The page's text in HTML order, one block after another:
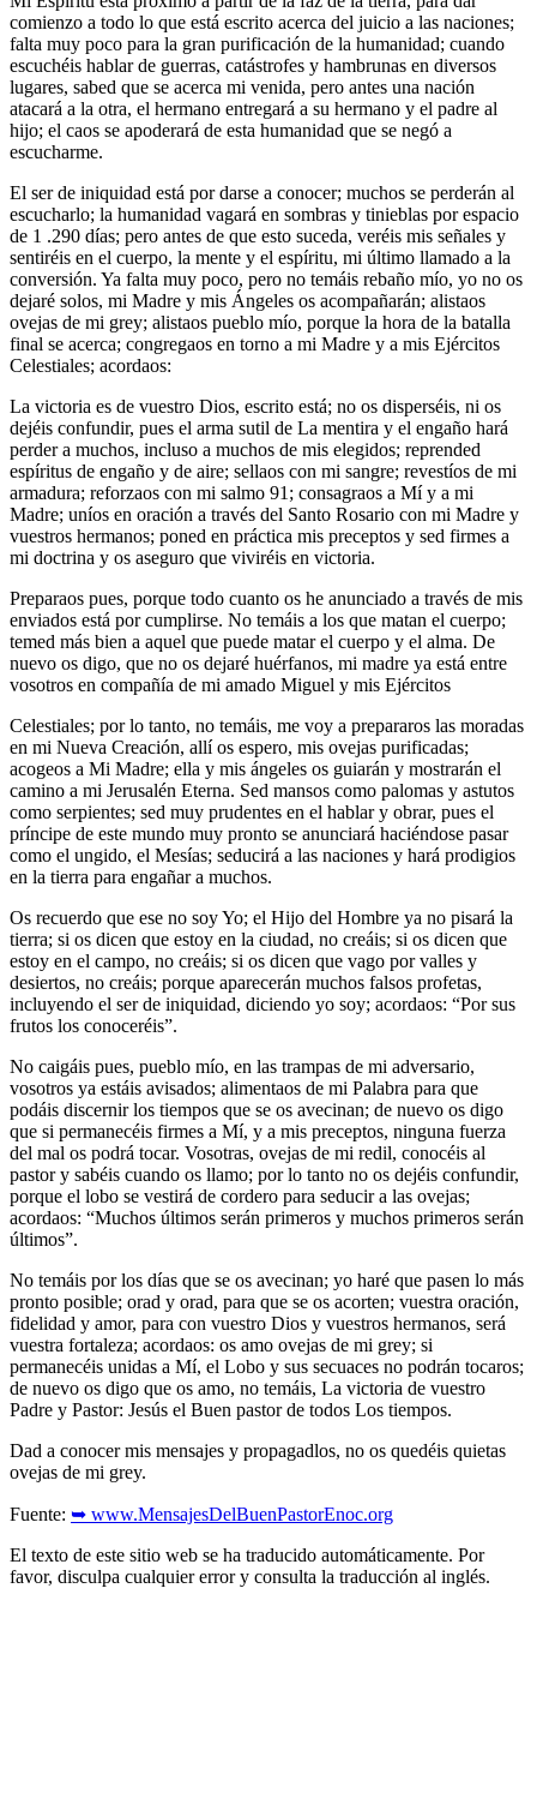
comienzo a todo lo que está escrito acerca del juicio a las naciones;
falta muy poco para la gran purificación de la humanidad; cuando
escuchéis hablar de guerras, catástrofes y hambrunas en diversos
lugares, sabed que se acerca mi venida, pero antes una nación
atacará a la otra, el hermano entregará a su hermano y el padre al
hijo; el caos se apoderará de esta humanidad que se negó a
escucharme.
El ser de iniquidad está por darse a conocer; muchos se perderán al
escucharlo; la humanidad vagará en sombras y tinieblas por espacio
de 1 .290 días; pero antes de que esto suceda, veréis mis señales y
sentiréis en el cuerpo, la mente y el espíritu, mi último llamado a la
conversión. Ya falta muy poco, pero no temáis rebaño mío, yo no os
dejaré solos, mi Madre y mis Ángeles os acompañarán; alistaos
ovejas de mi grey; alistaos pueblo mío, porque la hora de la batalla
final se acerca; congregaos en torno a mi Madre y a mis Ejércitos
Celestiales; acordaos:
La victoria es de vuestro Dios, escrito está; no os disperséis, ni os
dejéis confundir, pues el arma sutil de La mentira y el engaño hará
perder a muchos, incluso a muchos de mis elegidos; reprended
espíritus de engaño y de aire; sellaos con mi sangre; revestíos de mi
armadura; reforzaos con mi salmo 91; consagraos a Mí y a mi
Madre; uníos en oración a través del Santo Rosario con mi Madre y
vuestros hermanos; poned en práctica mis preceptos y sed firmes a
mi doctrina y os aseguro que viviréis en victoria.
Preparaos pues, porque todo cuanto os he anunciado a través de mis
enviados está por cumplirse. No temáis a los que matan el cuerpo;
temed más bien a aquel que puede matar el cuerpo y el alma. De
nuevo os digo, que no os dejaré huérfanos, mi madre ya está entre
vosotros en compañía de mi amado Miguel y mis Ejércitos
Celestiales; por lo tanto, no temáis, me voy a prepararos las moradas
en mi Nueva Creación, allí os espero, mis ovejas purificadas;
acogeos a Mi Madre; ella y mis ángeles os guiarán y mostrarán el
camino a mi Jerusalén Eterna. Sed mansos como palomas y astutos
como serpientes; sed muy prudentes en el hablar y obrar, pues el
príncipe de este mundo muy pronto se anunciará haciéndose pasar
como el ungido, el Mesías; seducirá a las naciones y hará prodigios
en la tierra para engañar a muchos.
Os recuerdo que ese no soy Yo; el Hijo del Hombre ya no pisará la
tierra; si os dicen que estoy en la ciudad, no creáis; si os dicen que
estoy en el campo, no creáis; si os dicen que vago por valles y
desiertos, no creáis; porque aparecerán muchos falsos profetas,
incluyendo el ser de iniquidad, diciendo yo soy; acordaos: “Por sus
frutos los conoceréis”.
No caigáis pues, pueblo mío, en las trampas de mi adversario,
vosotros ya estáis avisados; alimentaos de mi Palabra para que
podáis discernir los tiempos que se os avecinan; de nuevo os digo
que si permanecéis firmes a Mí, y a mis preceptos, ninguna fuerza
del mal os podrá tocar. Vosotras, ovejas de mi redil, conocéis al
pastor y sabéis cuando os llamo; por lo tanto no os dejéis confundir,
porque el lobo se vestirá de cordero para seducir a las ovejas;
acordaos: “Muchos últimos serán primeros y muchos primeros serán
últimos”.
No temáis por los días que se os avecinan; yo haré que pasen lo más
pronto posible; orad y orad, para que se os acorten; vuestra oración,
fidelidad y amor, para con vuestro Dios y vuestros hermanos, será
vuestra fortaleza; acordaos: os amo ovejas de mi grey; si
permanecéis unidas a Mí, el Lobo y sus secuaces no podrán tocaros;
de nuevo os digo que os amo, no temáis, La victoria de vuestro
Padre y Pastor: Jesús el Buen pastor de todos Los tiempos.
Dad a conocer mis mensajes y propagadlos, no os quedéis quietas
ovejas de mi grey.
Fuente: ➥ www.MensajesDelBuenPastorEnoc.org
El texto de este sitio web se ha traducido automáticamente. Por
favor, disculpa cualquier error y consulta la traducción al inglés.